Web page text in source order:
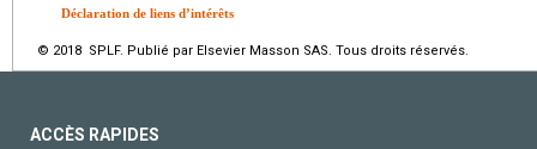
Déclaration de liens d’intérêts
© 2018 SPLF. Publié par Elsevier Masson SAS. Tous droits réservés.
ACCÈS RAPIDES